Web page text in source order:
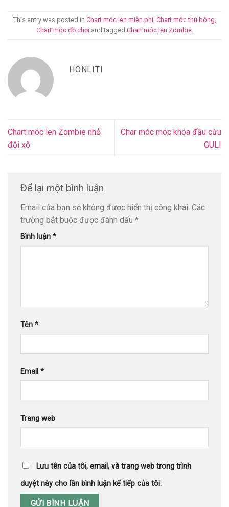
This entry was posted in Chart móc len miễn phí, Chart móc thú bông,
Chart móc đồ chơi and tagged Chart móc len Zombie.
HONLITI
Chart móc len Zombie nhỏ
đội xô
Char móc móc khóa đầu cừu
GULI
Để lại một bình luận
Email của bạn sẽ không được hiển thị công khai. Các
trường bắt buộc được đánh dấu *
Bình luận *
Tên *
Email *
Trang web
Lưu tên của tôi, email, và trang web trong trình
duyệt này cho lần bình luận kế tiếp của tôi.